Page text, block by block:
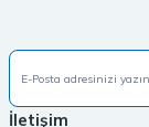
İletişim